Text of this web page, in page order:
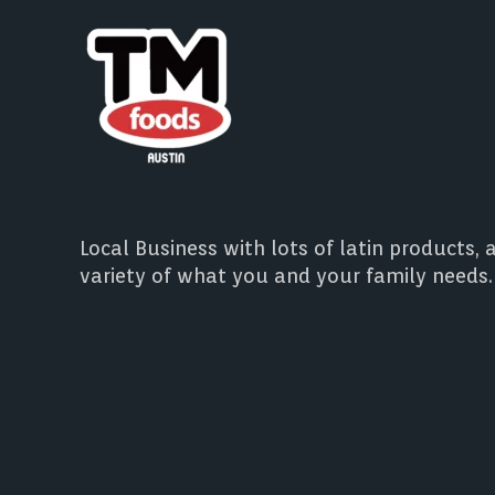
Local Business with lots of latin products, a
variety of what you and your family needs.